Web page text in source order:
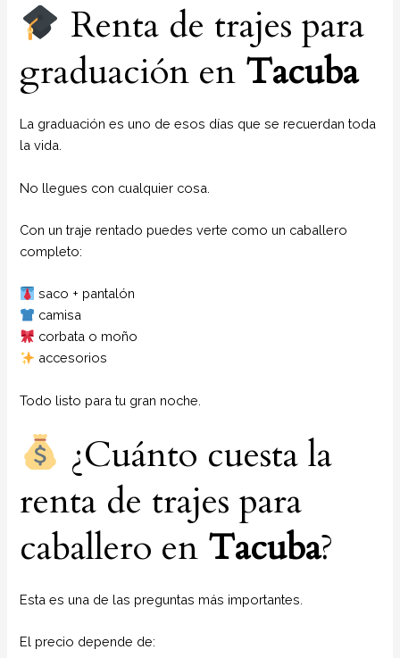
Renta de trajes para
graduación en Tacuba
La graduación es uno de esos días que se recuerdan toda
la vida.
No llegues con cualquier cosa.
Con un traje rentado puedes verte como un caballero
completo:
saco + pantalón
camisa
corbata o moño
accesorios
Todo listo para tu gran noche.
¿Cuánto cuesta la
renta de trajes para
caballero en Tacuba?
Esta es una de las preguntas más importantes.
El precio depende de: